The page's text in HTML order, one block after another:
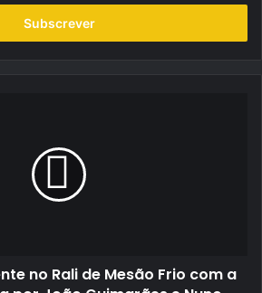
no Rali de Mesão Frio com a